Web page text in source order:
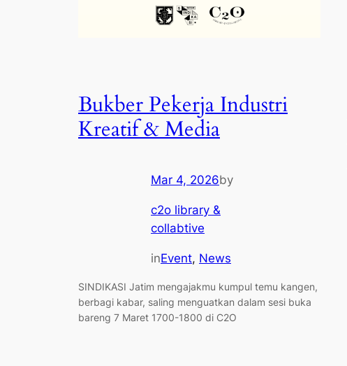
Bukber Pekerja Industri
Kreatif & Media
Mar 4, 2026by
c2o library &
collabtive
inEvent, News
SINDIKASI Jatim mengajakmu kumpul temu kangen,
berbagi kabar, saling menguatkan dalam sesi buka
bareng 7 Maret 1700-1800 di C2O